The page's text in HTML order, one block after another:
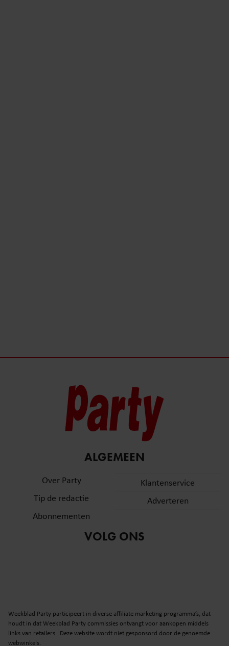
ALGEMEEN
Over Party
Tip de redactie
Abonnementen
Klantenservice
Adverteren
VOLG ONS
Weekblad Party participeert in diverse affiliate marketing programma’s, dat
houdt in dat Weekblad Party commissies ontvangt voor aankopen middels
links van retailers. Deze website wordt niet gesponsord door de genoemde
webwinkels.